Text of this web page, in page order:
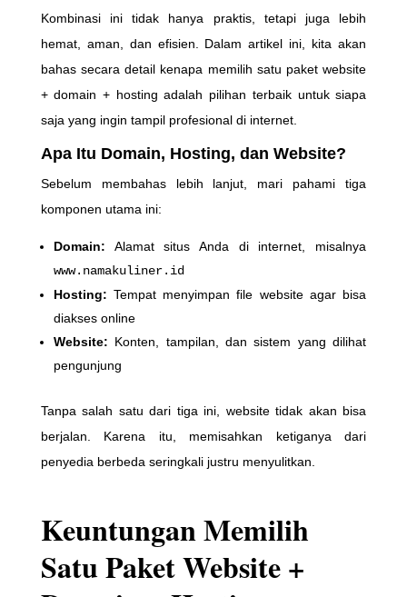
Kombinasi ini tidak hanya praktis, tetapi juga lebih
hemat, aman, dan efisien. Dalam artikel ini, kita akan
bahas secara detail kenapa memilih satu paket website
+ domain + hosting adalah pilihan terbaik untuk siapa
saja yang ingin tampil profesional di internet.
Apa Itu Domain, Hosting, dan Website?
Sebelum membahas lebih lanjut, mari pahami tiga
komponen utama ini:
Domain: Alamat situs Anda di internet, misalnya
www.namakuliner.id
Hosting: Tempat menyimpan file website agar bisa
diakses online
Website: Konten, tampilan, dan sistem yang dilihat
pengunjung
Tanpa salah satu dari tiga ini, website tidak akan bisa
berjalan. Karena itu, memisahkan ketiganya dari
penyedia berbeda seringkali justru menyulitkan.
Keuntungan Memilih
Satu Paket Website +